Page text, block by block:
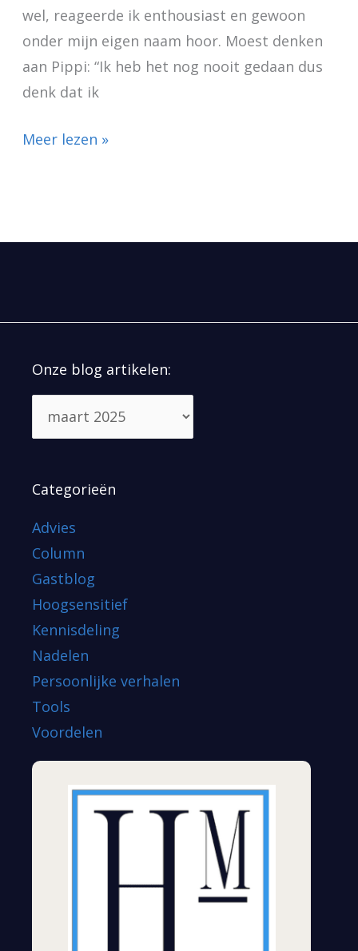
wel, reageerde ik enthousiast en gewoon
onder mijn eigen naam hoor. Moest denken
aan Pippi: “Ik heb het nog nooit gedaan dus
denk dat ik
Meer lezen »
Onze blog artikelen:
Categorieën
Advies
Column
Gastblog
Hoogsensitief
Kennisdeling
Nadelen
Persoonlijke verhalen
Tools
Voordelen